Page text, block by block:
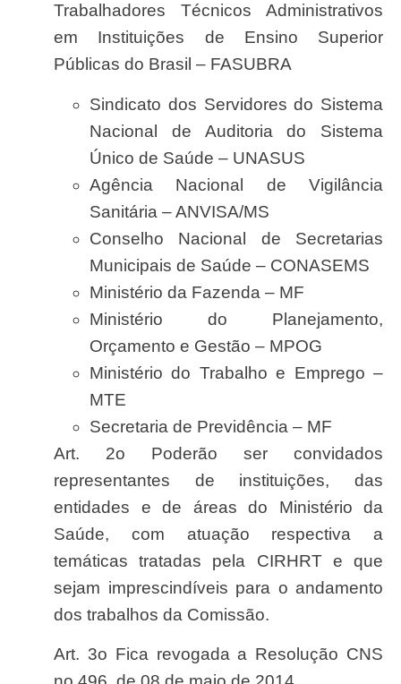
Trabalhadores Técnicos Administrativos
em Instituições de Ensino Superior
Públicas do Brasil – FASUBRA
Sindicato dos Servidores do Sistema
Nacional de Auditoria do Sistema
Único de Saúde – UNASUS
Agência Nacional de Vigilância
Sanitária – ANVISA/MS
Conselho Nacional de Secretarias
Municipais de Saúde – CONASEMS
Ministério da Fazenda – MF
Ministério do Planejamento,
Orçamento e Gestão – MPOG
Ministério do Trabalho e Emprego –
MTE
Secretaria de Previdência – MF
Art. 2o Poderão ser convidados
representantes de instituições, das
entidades e de áreas do Ministério da
Saúde, com atuação respectiva a
temáticas tratadas pela CIRHRT e que
sejam imprescindíveis para o andamento
dos trabalhos da Comissão.
Art. 3o Fica revogada a Resolução CNS